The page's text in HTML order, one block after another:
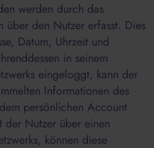
werden durch das
den Nutzer erfasst. Dies
Datum, Uhrzeit und
in seinem
eingeloggt, kann der
Informationen des
persönlichen Account
der Nutzer über einen
können diese